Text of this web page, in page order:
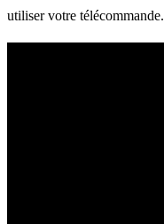
utiliser votre télécommande.